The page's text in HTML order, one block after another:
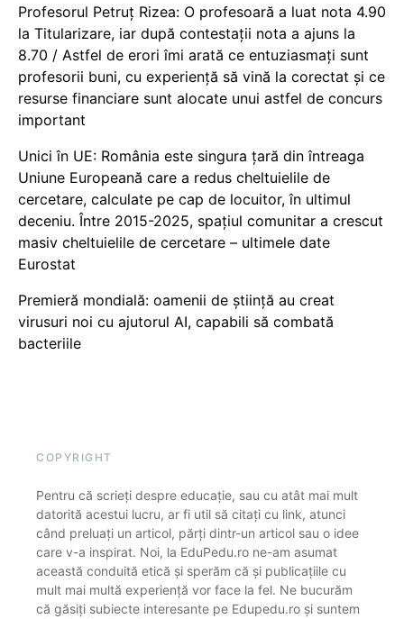
Profesorul Petruț Rizea: O profesoară a luat nota 4.90
la Titularizare, iar după contestații nota a ajuns la
8.70 / Astfel de erori îmi arată ce entuziasmați sunt
profesorii buni, cu experiență să vină la corectat și ce
resurse financiare sunt alocate unui astfel de concurs
important
Unici în UE: România este singura țară din întreaga
Uniune Europeană care a redus cheltuielile de
cercetare, calculate pe cap de locuitor, în ultimul
deceniu. Între 2015-2025, spațiul comunitar a crescut
masiv cheltuielile de cercetare – ultimele date
Eurostat
Premieră mondială: oamenii de știință au creat
virusuri noi cu ajutorul AI, capabili să combată
bacteriile
COPYRIGHT
Pentru că scrieți despre educație, sau cu atât mai mult
datorită acestui lucru, ar fi util să citați cu link, atunci
când preluați un articol, părți dintr-un articol sau o idee
care v-a inspirat. Noi, la EduPedu.ro ne-am asumat
această conduită etică și sperăm că și publicațiile cu
mult mai multă experiență vor face la fel. Ne bucurăm
că găsiți subiecte interesante pe Edupedu.ro și suntem